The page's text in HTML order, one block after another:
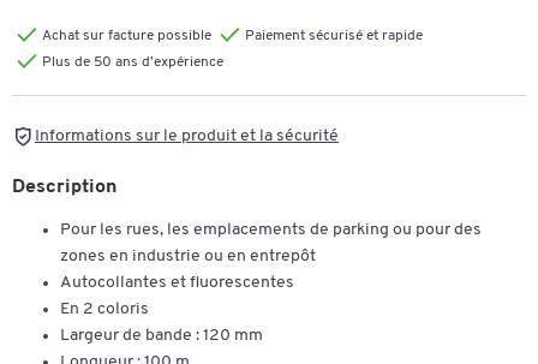
Achat sur facture possible
Paiement sécurisé et rapide
Plus de 50 ans d'expérience
Informations sur le produit et la sécurité
Description
Pour les rues, les emplacements de parking ou pour des
zones en industrie ou en entrepôt
Autocollantes et fluorescentes
En 2 coloris
Largeur de bande : 120 mm